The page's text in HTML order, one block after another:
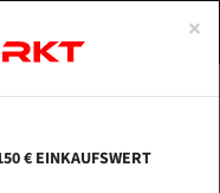
×
€ EINKAUFSWERT